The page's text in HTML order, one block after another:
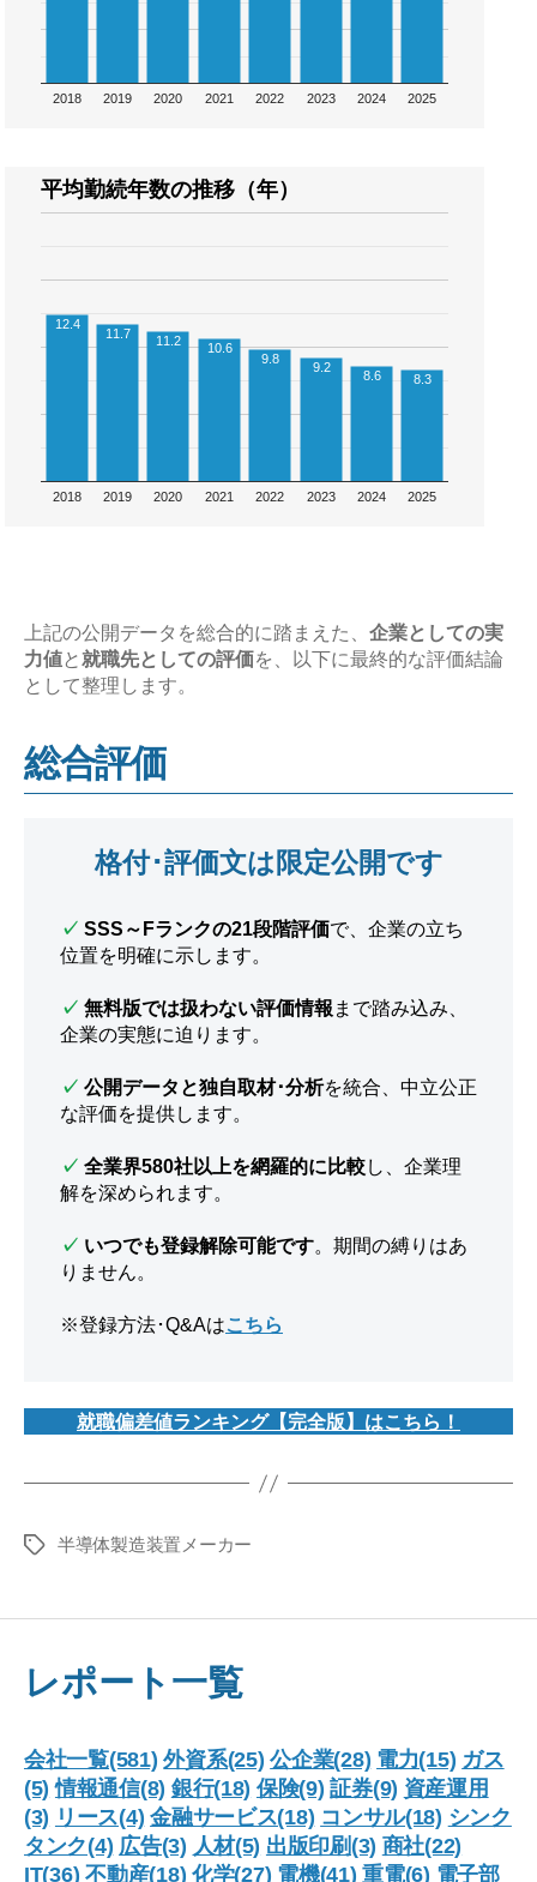
2018 2019 2020 2021 2022 2023 2024 2025
平均勤続年数の推移（年）
2018 2019 2020 2021 2022 2023 2024 2025
12.4
11.7 11.2 10.6
9.8
9.2
8.6 8.3
上記の公開データを総合的に踏まえた、 企業としての実
力値と就職先としての評価を、以下に最終的な評価結論
として整理します。
総合評価
格付･評価文は限定公開です
✓ SSS～Fランクの21段階評価で、企業の立ち
位置を明確に示します。
✓ 無料版では扱わない評価情報 まで踏み込み、
企業の実態に迫ります。
✓ 公開データと独自取材･分析を統合、中立公正
な評価を提供します。
✓ 全業界580社以上を網羅的に比較し、企業理
解を深められます。
✓ いつでも登録解除可能です。期間の縛りはあ
りません。
※登録方法･Q&Aはこちら
就職偏差値ランキング【完全版】はこちら！
タ
半導体製造装置メーカー
レポート一覧
会社一覧(581) 外資系(25) 公企業(28) 電力(15) ガス
(5) 情報通信(8) 銀行(18) 保険(9) 証券(9) 資産運用
(3) リース(4) 金融サービス(18) コンサル(18) シンク
タンク(4) 広告(3) 人材(5) 出版印刷(3) 商社(22)
IT(36) 不動産(18) 化学(27) 電機(41) 重電(6) 電子部